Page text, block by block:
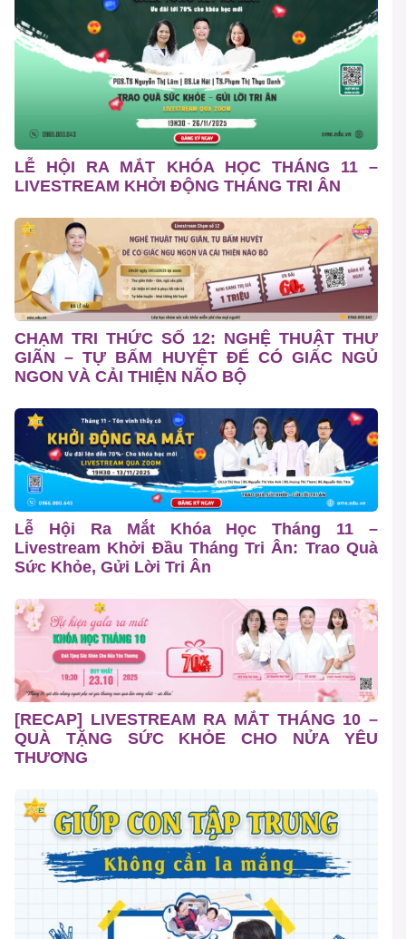
LỄ HỘI RA MẮT KHÓA HỌC THÁNG 11 –
LIVESTREAM KHỞI ĐỘNG THÁNG TRI ÂN
CHẠM TRI THỨC SỐ 12: NGHỆ THUẬT THƯ
GIÃN – TỰ BẤM HUYỆT ĐỂ CÓ GIẤC NGỦ
NGON VÀ CẢI THIỆN NÃO BỘ
Lễ Hội Ra Mắt Khóa Học Tháng 11 –
Livestream Khởi Đầu Tháng Tri Ân: Trao Quà
Sức Khỏe, Gửi Lời Tri Ân
[RECAP] LIVESTREAM RA MẮT THÁNG 10 –
QUÀ TẶNG SỨC KHỎE CHO NỬA YÊU
THƯƠNG